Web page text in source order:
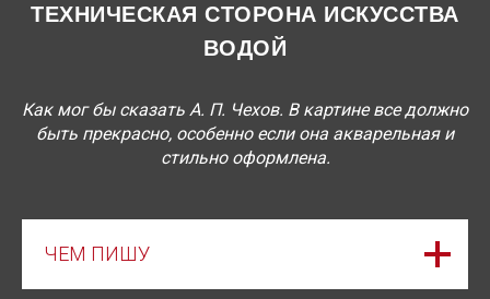
ТЕХНИЧЕСКАЯ СТОРОНА ИСКУССТВА
ВОДОЙ
Как мог бы сказать А. П. Чехов. В картине все должно
быть прекрасно, особенно если она акварельная и
стильно оформлена.
ЧЕМ ПИШУ